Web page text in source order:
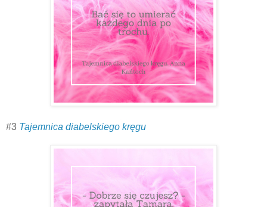
#3 Tajemnica diabelskiego kręgu